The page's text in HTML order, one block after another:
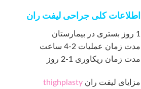
اطلاعات کلی جراحی لیفت ران
1 روز بستری در بیمارستان
مدت زمان عملیات 2-4 ساعت
مدت زمان ریکاوری 1-2 روز
مزایای لیفت ران thighplasty